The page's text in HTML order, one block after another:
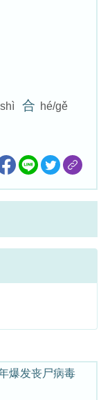
合 hé/gě
爆发丧尸病毒